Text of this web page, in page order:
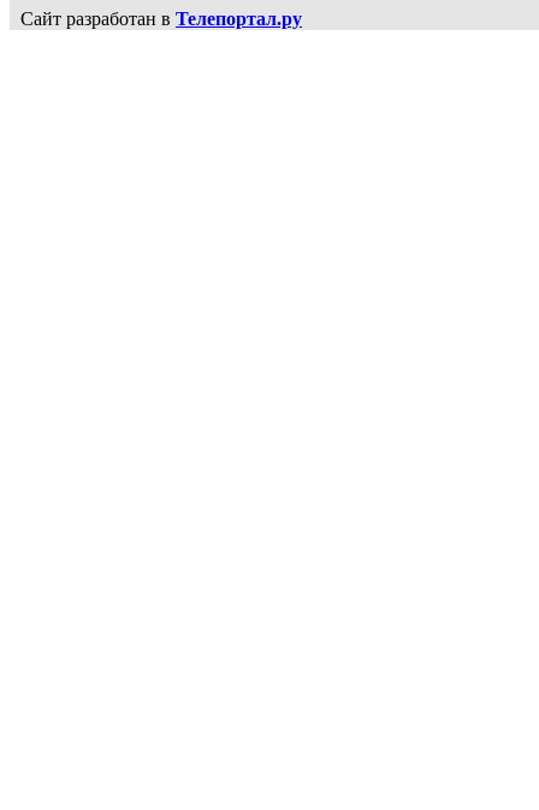
Сайт разработан в Телепортал.ру